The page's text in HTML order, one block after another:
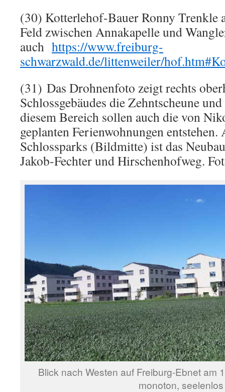
(30) Kotterlehof-Bauer Ronny Trenkle
Feld zwischen Annakapelle und
auch https://www.freiburg-
schwarzwald.de/littenweiler/
(31) Das Drohnenfoto zeigt rechts
Schlossgebäudes die Zehntscheune
diesem Bereich sollen auch die von
geplanten Ferienwohnungen entstehen.
Schlossparks (Bildmitte) ist das
Jakob-Fechter und Hirschenhofweg.
Blick nach Westen auf Freiburg-Ebnet am
monoton, seelenlos